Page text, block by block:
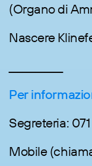
(Organo di
Nascere
Per
Segreteria:
Mobile